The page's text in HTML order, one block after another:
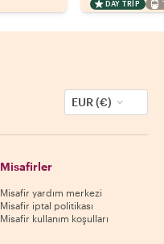
DAY TRIP
EUR (€)
Misafirler
Misafir yardım merkezi
Misafir iptal politikası
Misafir kullanım koşulları